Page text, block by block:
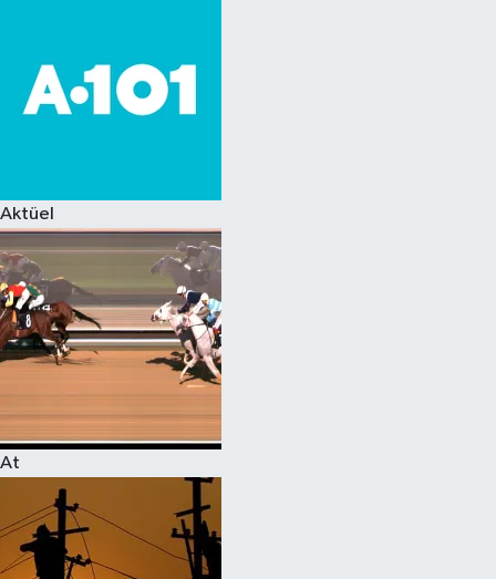
Aktüel
At